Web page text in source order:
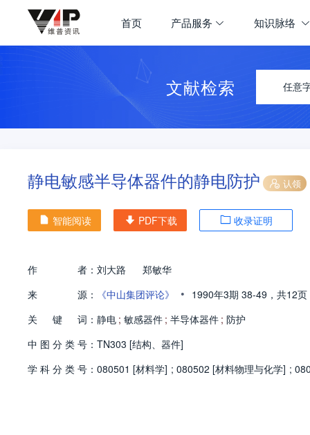
首页 产品服务 知识脉络
文献检索 任意
静电敏感半导体器件的静电防护 认领
智能阅读 PDF下载 收录证明
作 者： 刘大路
郑敏华
来
源： 《中山集团评论》 • 1990年3期 38-49， 共12页
关
键 词： 静电 ; 敏感器件 ; 半导体器件 ; 防护
中 图 分 类 号： TN303 [结构、器件]
学 科 分 类 号： 080501 [材料学] ; 080502 [材料物理与化学] ;